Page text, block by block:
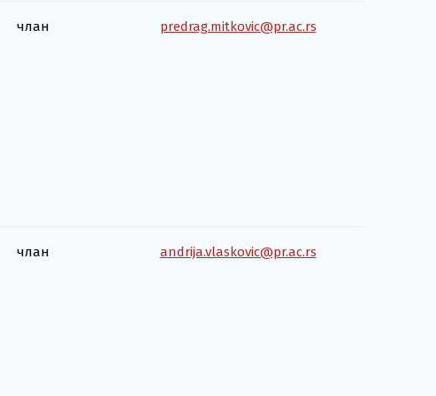
члан predrag.mitkovic@pr.ac.rs
члан andrija.vlaskovic@pr.ac.rs